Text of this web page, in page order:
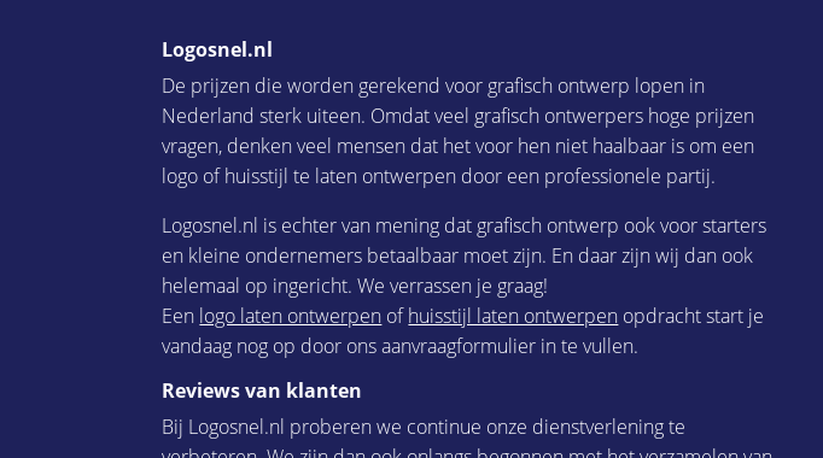
Logosnel.nl
De prijzen die worden gerekend voor grafisch ontwerp lopen in
Nederland sterk uiteen. Omdat veel grafisch ontwerpers hoge prijzen
vragen, denken veel mensen dat het voor hen niet haalbaar is om een
logo of huisstijl te laten ontwerpen door een professionele partij.
Logosnel.nl is echter van mening dat grafisch ontwerp ook voor starters
en kleine ondernemers betaalbaar moet zijn. En daar zijn wij dan ook
helemaal op ingericht. We verrassen je graag!
Een logo laten ontwerpen ofhuisstijl laten ontwerpen opdracht start je
vandaag nog op door ons aanvraagformulier in te vullen.
Reviews van klanten
Bij Logosnel.nl proberen we continue onze dienstverlening te